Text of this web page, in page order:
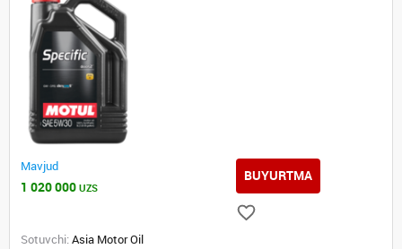
Mavjud
1 020 000 UZS
BUYURTMA
Sotuvchi: Asia Motor Oil